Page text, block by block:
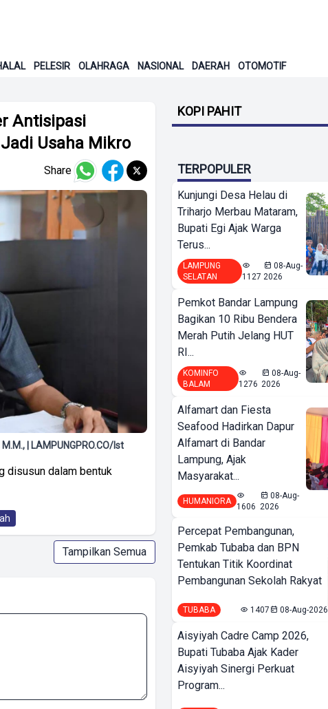
PELESIR OLAHRAGA NASIONAL DAERAH OTOMOTIF
Antisipasi
Usaha Mikro
Share
| LAMPUNGPRO.CO/Ist
disusun dalam bentuk
Tampilkan Semua
KOPI PAHIT
TERPOPULER
Kunjungi Desa Helau di
Triharjo Merbau Mataram,
Bupati Egi Ajak Warga
Terus...
LAMPUNG
SELATAN
1127
08-Aug-
2026
Pemkot Bandar Lampung
Bagikan 10 Ribu Bendera
Merah Putih Jelang HUT
RI...
KOMINFO
BALAM
1276
08-Aug-
2026
Alfamart dan Fiesta
Seafood Hadirkan Dapur
Alfamart di Bandar
Lampung, Ajak
Masyarakat...
HUMANIORA
1606
08-Aug-
2026
Percepat Pembangunan,
Pemkab Tubaba dan BPN
Tentukan Titik Koordinat
Pembangunan Sekolah Rakyat
TUBABA 1407 08-Aug-2026
Aisyiyah Cadre Camp 2026,
Bupati Tubaba Ajak Kader
Aisyiyah Sinergi Perkuat
Program...